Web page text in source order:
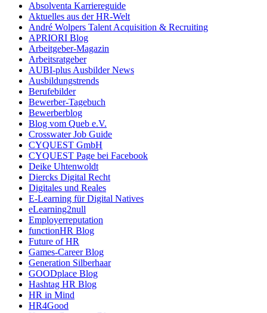
Absolventa Karriereguide
Aktuelles aus der HR-Welt
André Wolpers Talent Acquisition & Recruiting
APRIORI Blog
Arbeitgeber-Magazin
Arbeitsratgeber
AUBI-plus Ausbilder News
Ausbildungstrends
Berufebilder
Bewerber-Tagebuch
Bewerberblog
Blog vom Queb e.V.
Crosswater Job Guide
CYQUEST GmbH
CYQUEST Page bei Facebook
Deike Uhtenwoldt
Diercks Digital Recht
Digitales und Reales
E-Learning für Digital Natives
eLearning2null
Employerreputation
functionHR Blog
Future of HR
Games-Career Blog
Generation Silberhaar
GOODplace Blog
Hashtag HR Blog
HR in Mind
HR4Good